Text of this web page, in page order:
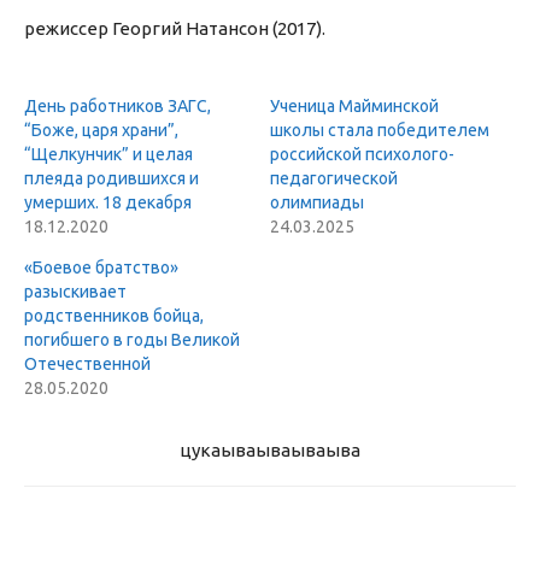
режиссер Георгий Натансон (2017).
День работников ЗАГС,
“Боже, царя храни”,
“Щелкунчик” и целая
плеяда родившихся и
умерших. 18 декабря
18.12.2020
Ученица Майминской
школы стала победителем
российской психолого-
педагогической
олимпиады
24.03.2025
«Боевое братство»
разыскивает
родственников бойца,
погибшего в годы Великой
Отечественной
28.05.2020
цукаываываываыва